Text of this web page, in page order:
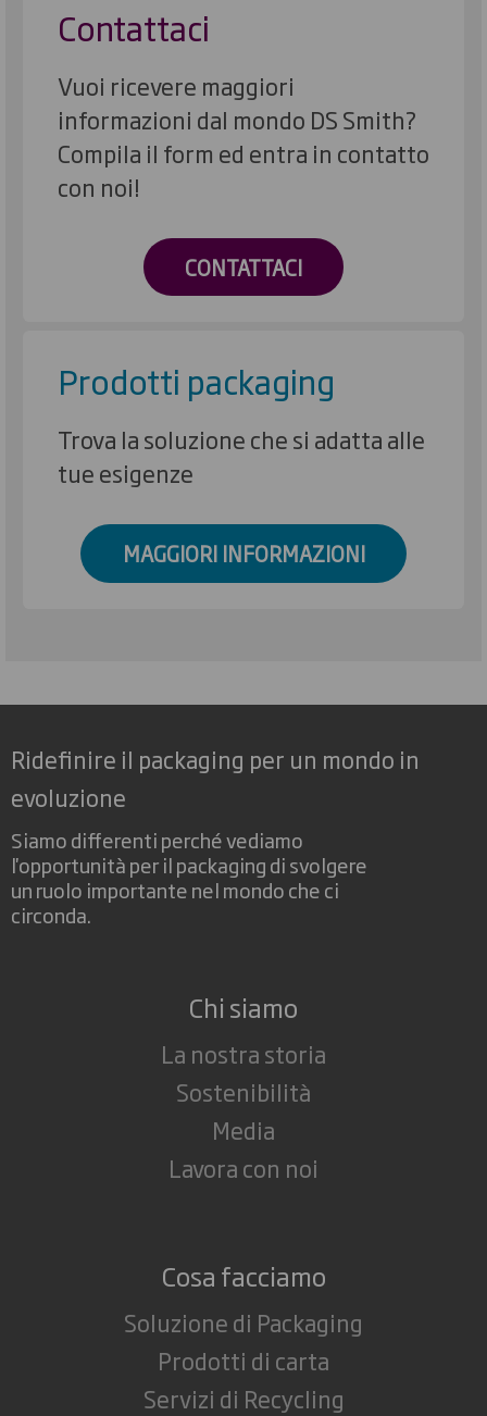
Contattaci
Vuoi ricevere maggiori
informazioni dal mondo DS Smith?
Compila il form ed entra in contatto
con noi!
CONTATTACI
Prodotti packaging
Trova la soluzione che si adatta alle
tue esigenze
MAGGIORI INFORMAZIONI
Ridefinire il packaging per un mondo in
evoluzione
Siamo differenti perché vediamo
l'opportunità per il packaging di svolgere
un ruolo importante nel mondo che ci
circonda.
Chi siamo
La nostra storia
Sostenibilità
Media
Lavora con noi
Cosa facciamo
Soluzione di Packaging
Prodotti di carta
Servizi di Recycling